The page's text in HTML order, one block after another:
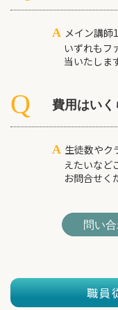
A メイン講師
いずれもフ
当いたしま
費用はいく
A 生徒数やク
えたいなど
お問合せく
問い
職員